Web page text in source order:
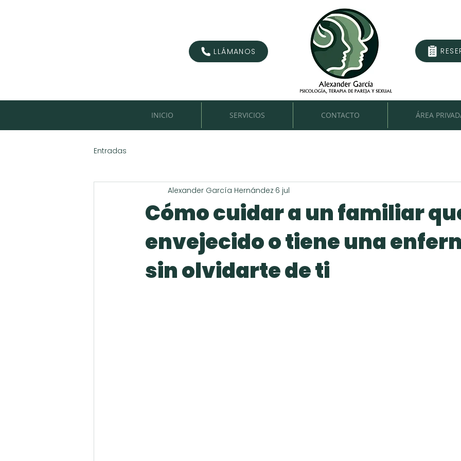
LLÁMANOS
INICIO SERVICIOS CONTACTO ÁREA
Entradas
Cómo cuidar a un familiar
envejecido o tiene una
sin olvidarte de ti
Alexander García Hernández 6 jul